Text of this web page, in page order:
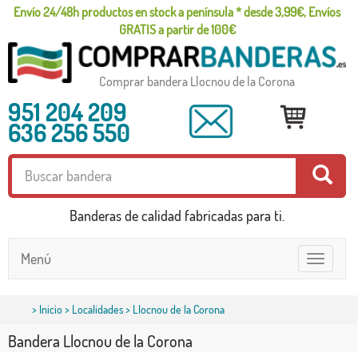
Envío 24/48h productos en stock a península * desde 3,99€, Envíos
GRATIS a partir de 100€
Comprar bandera Llocnou de la Corona
951 204 209
636 256 550
Banderas de calidad fabricadas para ti.
Toggle
navigation
Menú
> Inicio> Localidades> Llocnou de la Corona
Bandera Llocnou de la Corona